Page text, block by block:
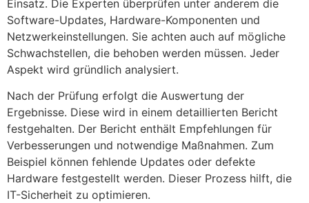
Einsatz. Die Experten überprüfen unter anderem die
Software-Updates, Hardware-Komponenten und
Netzwerkeinstellungen. Sie achten auch auf mögliche
Schwachstellen, die behoben werden müssen. Jeder
Aspekt wird gründlich analysiert.
Nach der Prüfung erfolgt die Auswertung der
Ergebnisse. Diese wird in einem detaillierten Bericht
festgehalten. Der Bericht enthält Empfehlungen für
Verbesserungen und notwendige Maßnahmen. Zum
Beispiel können fehlende Updates oder defekte
Hardware festgestellt werden. Dieser Prozess hilft, die
IT-Sicherheit zu optimieren.